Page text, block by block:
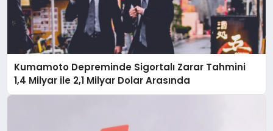
Kumamoto Depreminde Sigortalı Zarar Tahmini
1,4 Milyar ile 2,1 Milyar Dolar Arasında